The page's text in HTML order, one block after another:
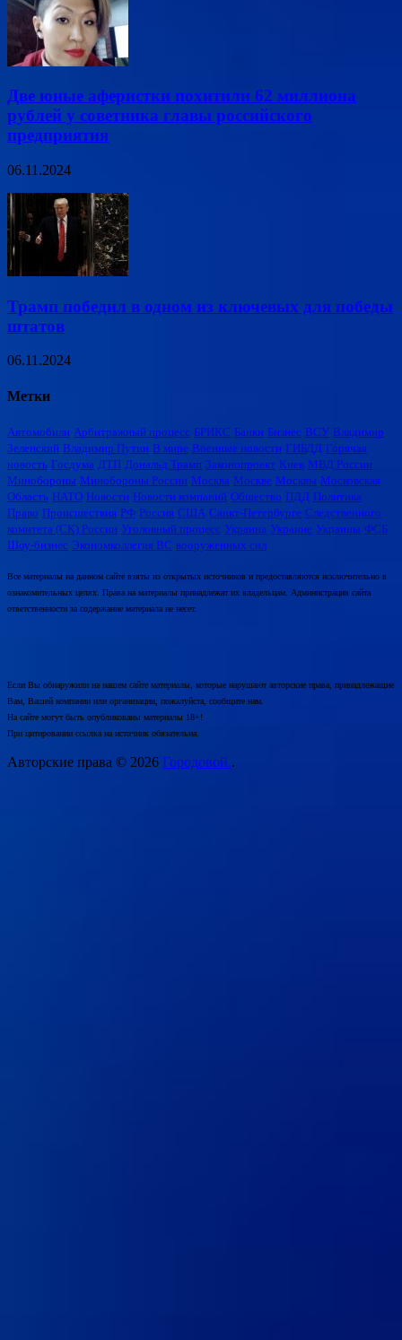
Две юные аферистки похитили 62 миллиона
рублей у советника главы российского
предприятия
06.11.2024
Трамп победил в одном из ключевых для победы
штатов
06.11.2024
Метки
Автомобили Арбитражный процесс БРИКС Банки Бизнес ВСУ Владимир
Зеленский Владимир Путин В мире Военные новости ГИБДД Горячая
новость Госдума ДТП Дональд Трамп Законопроект Киев МВД России
Минобороны Минобороны России Москва Москве Москвы Московская
Область НАТО Новости Новости компаний Общество ПДД Политика
Право Происшествия РФ Россия США Санкт-Петербурге Следственного
комитета (СК) России Уголовный процесс Украина Украине Украины ФСБ
Шоу-бизнес Экономколлегия ВС вооруженных сил
Все материалы на данном сайте взяты из открытых источников и предоставляются исключительно в
ознакомительных целях. Права на материалы принадлежат их владельцам. Администрация сайта
ответственности за содержание материала не несет.
Если Вы обнаружили на нашем сайте материалы, которые нарушают авторские права, принадлежащие
Вам, Вашей компании или организации, пожалуйста, сообщите нам.
На сайте могут быть опубликованы материалы 18+!
При цитировании ссылка на источник обязательна.
Авторские права © 2026 Городовой..